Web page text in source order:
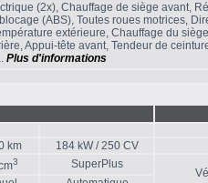
(2x), Chauffage de siège avant,
(ABS), Toutes roues motrices,
extérieure, Chauffage du
Appui-tête avant, Tendeur de
Plus d'informations
km 184 kW / 250 CV
3 SuperPlus